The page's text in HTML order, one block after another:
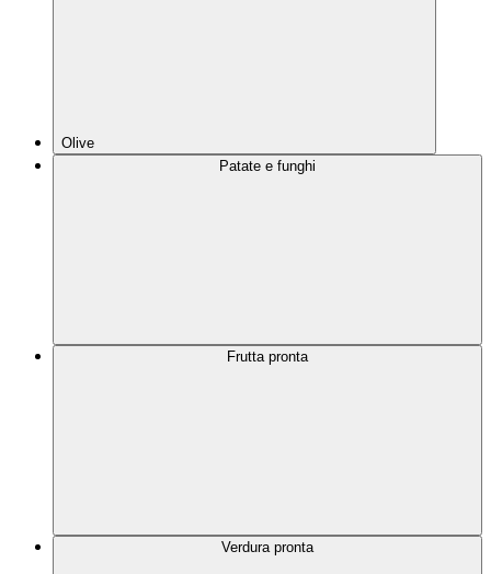
Olive
Patate e funghi
Frutta pronta
Verdura pronta